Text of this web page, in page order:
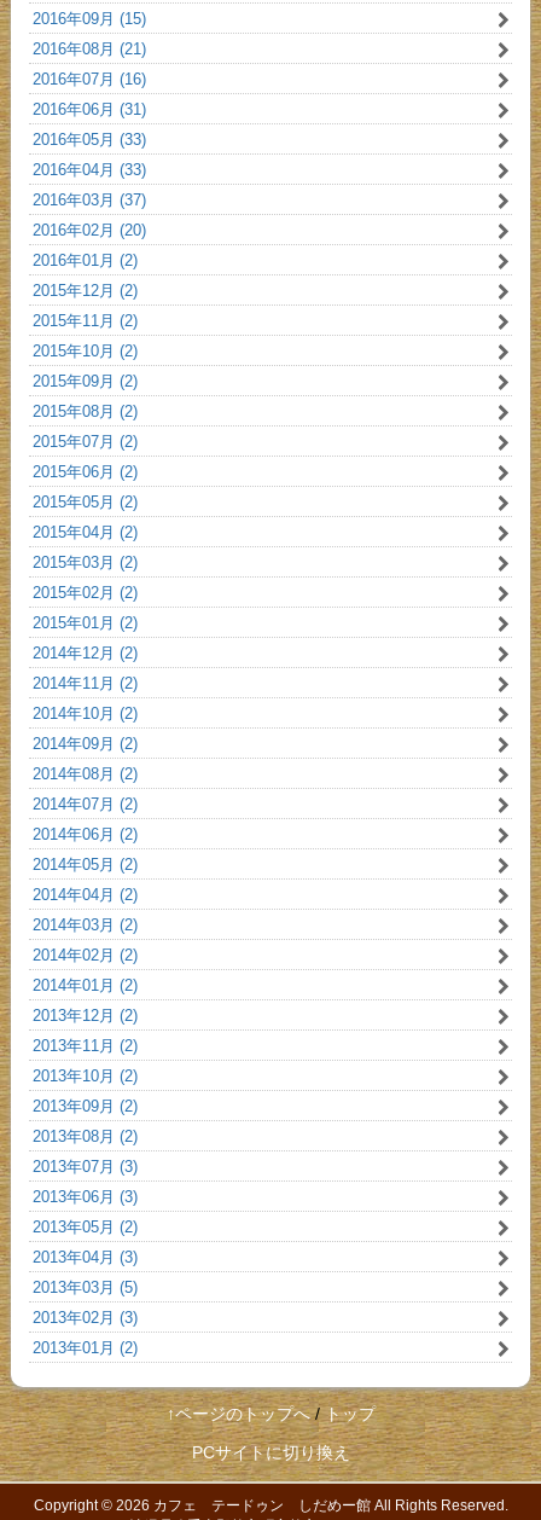
2016年09月 (15)
2016年08月 (21)
2016年07月 (16)
2016年06月 (31)
2016年05月 (33)
2016年04月 (33)
2016年03月 (37)
2016年02月 (20)
2016年01月 (2)
2015年12月 (2)
2015年11月 (2)
2015年10月 (2)
2015年09月 (2)
2015年08月 (2)
2015年07月 (2)
2015年06月 (2)
2015年05月 (2)
2015年04月 (2)
2015年03月 (2)
2015年02月 (2)
2015年01月 (2)
2014年12月 (2)
2014年11月 (2)
2014年10月 (2)
2014年09月 (2)
2014年08月 (2)
2014年07月 (2)
2014年06月 (2)
2014年05月 (2)
2014年04月 (2)
2014年03月 (2)
2014年02月 (2)
2014年01月 (2)
2013年12月 (2)
2013年11月 (2)
2013年10月 (2)
2013年09月 (2)
2013年08月 (2)
2013年07月 (3)
2013年06月 (3)
2013年05月 (2)
2013年04月 (3)
2013年03月 (5)
2013年02月 (3)
2013年01月 (2)
↑ページのトップへ/ トップ
PCサイトに切り換え
Copyright © 2026 カフェ テードゥン しだめー館All Rights Reserved.